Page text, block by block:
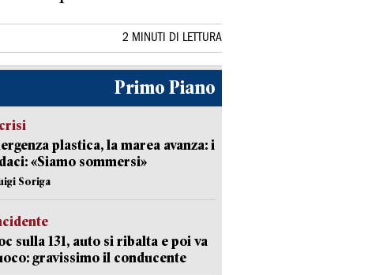
2 MINUTI DI LETTURA
Primo Piano
plastica, la marea avanza: i
«Siamo sommersi»
Soriga
sulla 131, auto si ribalta e poi va
gravissimo il conducente